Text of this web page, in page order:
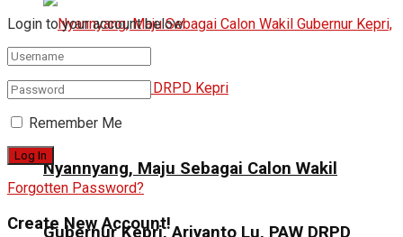
Nyannyang, Maju Sebagai Calon Wakil
Gubernur Kepri, Ariyanto Lu, PAW DRPD
Login to your account below
Remember Me
Forgotten Password?
Create New Account!